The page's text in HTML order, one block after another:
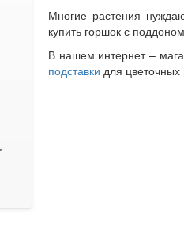
Многие растения
купить горшок с
В нашем интернет –
подставки для цветочных